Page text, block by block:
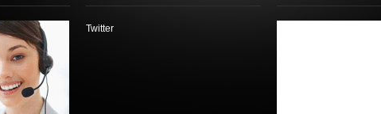
Twitter